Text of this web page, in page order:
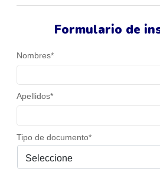
Formulario de
Nombres*
Apellidos*
Tipo de documento*